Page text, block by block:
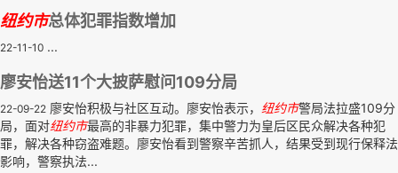
纽约市总体犯罪指数增加
22-11-10 ...
廖安怡送11个大披萨慰问109分局
22-09-22 廖安怡积极与社区互动。廖安怡表示， 纽约市警局法拉盛109分
局，面对纽约市最高的非暴力犯罪，集中警力为皇后区民众解决各种犯
罪，解决各种窃盗难题。廖安怡看到警察辛苦抓人，结果受到现行保释法
影响，警察执法...